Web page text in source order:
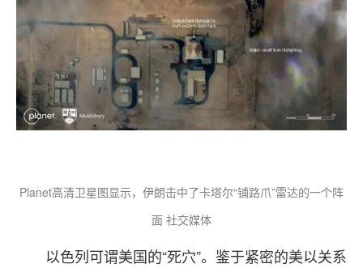
Planet高清卫星图显示，伊朗击中了卡塔尔“铺路爪”雷达的一个阵
面 社交媒体
以色列可谓美国的“死穴”。鉴于紧密的美以关系